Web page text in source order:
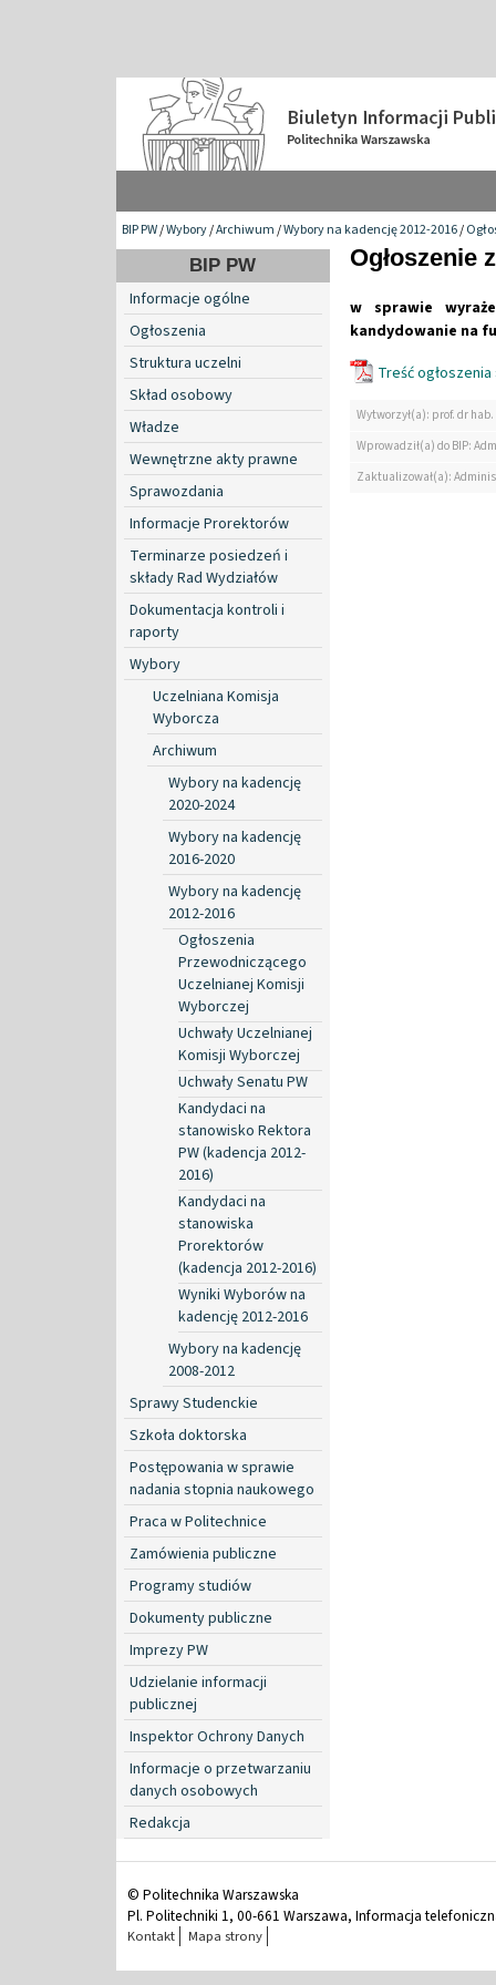
BIP PW/Wybory/Archiwum/Wybory na kadencję 2012-2016/
BIP PW
Informacje ogólne
Ogłoszenia
Struktura uczelni
Skład osobowy
Władze
Wewnętrzne akty prawne
Sprawozdania
Informacje Prorektorów
Terminarze posiedzeń i
składy Rad Wydziałów
Dokumentacja kontroli i
raporty
Wybory
Uczelniana Komisja
Wyborcza
Archiwum
Wybory na kadencję
2020-2024
Wybory na kadencję
2016-2020
Wybory na kadencję
2012-2016
Ogłoszenia
Przewodniczącego
Uczelnianej Komisji
Wyborczej
Uchwały Uczelnianej
Komisji Wyborczej
Uchwały Senatu PW
Kandydaci na
stanowisko Rektora
PW (kadencja 2012-
2016)
Kandydaci na
stanowiska
Prorektorów
(kadencja 2012-2016)
Wyniki Wyborów na
kadencję 2012-2016
Wybory na kadencję
2008-2012
Sprawy Studenckie
Szkoła doktorska
Postępowania w sprawie
nadania stopnia naukowego
Praca w Politechnice
Zamówienia publiczne
Programy studiów
Dokumenty publiczne
Imprezy PW
Udzielanie informacji
publicznej
Inspektor Ochrony Danych
Informacje o przetwarzaniu
danych osobowych
Redakcja
Ogłoszenie
w sprawie
kandydowanie na
Treść ogłoszenia
Wytworzył(a): prof. dr
Wprowadził(a) do BIP:
Zaktualizował(a):
© Politechnika Warszawska
Pl. Politechniki 1, 00-661 Warszawa, Informacja
Kontakt Mapa strony